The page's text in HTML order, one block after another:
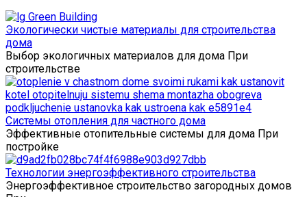
Экологически чистые материалы для строительства
дома
Выбор экологичных материалов для дома При
строительстве
Системы отопления для частного дома
Эффективные отопительные системы для дома При
постройке
Технологии энергоэффективного строительства
Энергоэффективное строительство загородных домов